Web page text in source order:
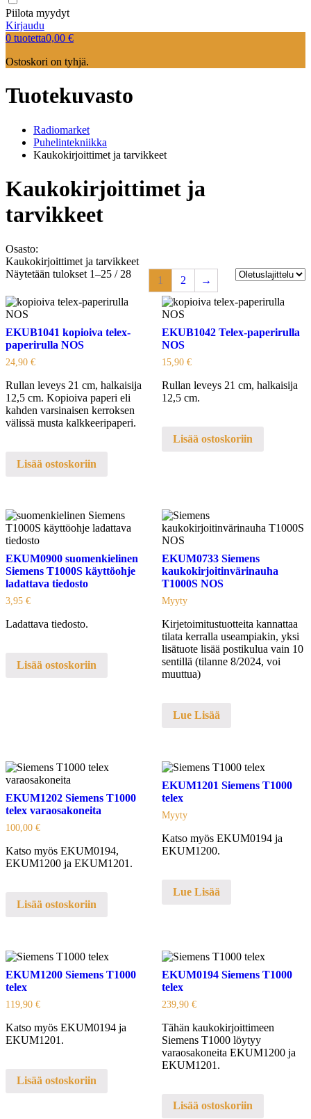
Piilota myydyt
Kirjaudu
0 tuotetta0,00 €
Ostoskori on tyhjä.
Tuotekuvasto
Radiomarket
Puhelintekniikka
Kaukokirjoittimet ja tarvikkeet
Kaukokirjoittimet ja
tarvikkeet
Osasto:
Kaukokirjoittimet ja tarvikkeet
Näytetään tulokset 1–25 / 28
1 2 →
EKUB1041 kopioiva telex-
paperirulla NOS
24,90 €
Rullan leveys 21 cm, halkaisija
12,5 cm. Kopioiva paperi eli
kahden varsinaisen kerroksen
välissä musta kalkkeeripaperi.
Lisää ostoskoriin
EKUB1042 Telex-paperirulla
NOS
15,90 €
Rullan leveys 21 cm, halkaisija
12,5 cm.
Lisää ostoskoriin
EKUM0900 suomenkielinen
Siemens T1000S käyttöohje
ladattava tiedosto
3,95 €
Ladattava tiedosto.
Lisää ostoskoriin
EKUM0733 Siemens
kaukokirjoitinvärinauha
T1000S NOS
Myyty
Kirjetoimitustuotteita kannattaa
tilata kerralla useampiakin, yksi
lisätuote lisää postikulua vain 10
sentillä (tilanne 8/2024, voi
muuttua)
Lue Lisää
EKUM1202 Siemens T1000
telex varaosakoneita
100,00 €
Katso myös EKUM0194,
EKUM1200 ja EKUM1201.
Lisää ostoskoriin
EKUM1201 Siemens T1000
telex
Myyty
Katso myös EKUM0194 ja
EKUM1200.
Lue Lisää
EKUM1200 Siemens T1000
telex
119,90 €
Katso myös EKUM0194 ja
EKUM1201.
Lisää ostoskoriin
EKUM0194 Siemens T1000
telex
239,90 €
Tähän kaukokirjoittimeen
Siemens T1000 löytyy
varaosakoneita EKUM1200 ja
EKUM1201.
Lisää ostoskoriin